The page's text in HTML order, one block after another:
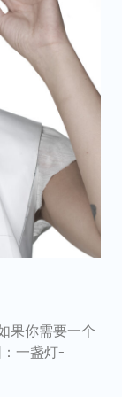
果你需要一个
一盏灯-